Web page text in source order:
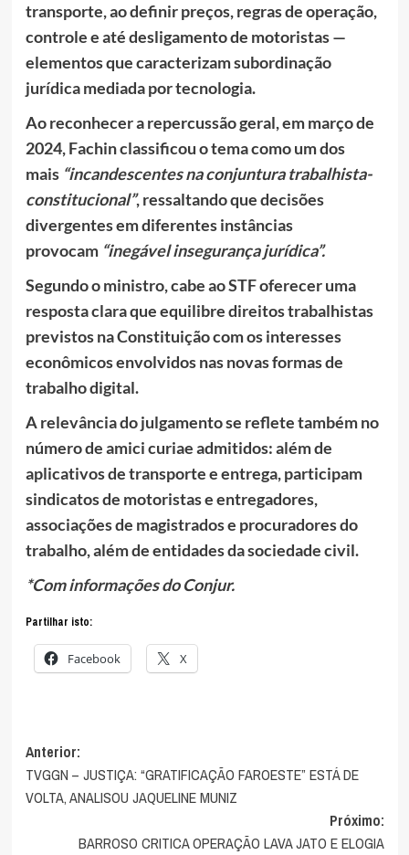
transporte, ao definir preços, regras de operação,
controle e até desligamento de motoristas —
elementos que caracterizam subordinação
jurídica mediada por tecnologia.
Ao reconhecer a repercussão geral, em março de
2024, Fachin classificou o tema como um dos
mais “incandescentes na conjuntura trabalhista-
constitucional”, ressaltando que decisões
divergentes em diferentes instâncias
provocam“inegável insegurança jurídica”.
Segundo o ministro, cabe ao STF oferecer uma
resposta clara que equilibre direitos trabalhistas
previstos na Constituição com os interesses
econômicos envolvidos nas novas formas de
trabalho digital.
A relevância do julgamento se reflete também no
número de amici curiae admitidos: além de
aplicativos de transporte e entrega, participam
sindicatos de motoristas e entregadores,
associações de magistrados e procuradores do
trabalho, além de entidades da sociedade civil.
*Com informações do Conjur.
Partilhar isto:
Facebook X
Navegação
de
artigos
Anterior:
TVGGN – JUSTIÇA: “GRATIFICAÇÃO FAROESTE” ESTÁ DE
VOLTA, ANALISOU JAQUELINE MUNIZ
Próximo:
BARROSO CRITICA OPERAÇÃO LAVA JATO E ELOGIA